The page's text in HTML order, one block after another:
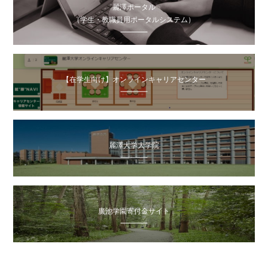
麗澤ポータル
（学生・教職員用ポータルシステム）
【在学生向け】オンラインキャリアセンター
麗澤大学大学院
廣池学園寄付金サイト